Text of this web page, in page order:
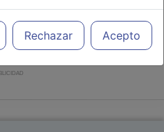
responsabilidad de los
medicamentos y decidir, en
más adecuado a las
Rechazar Acepto